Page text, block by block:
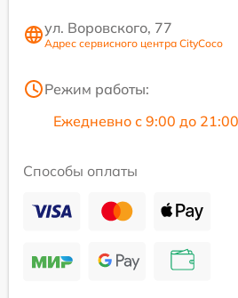
ул. Воровского, 77
Адрес сервисного центра CityCoco
Режим работы:
Ежедневно с 9:00 до 21:00
Способы оплаты